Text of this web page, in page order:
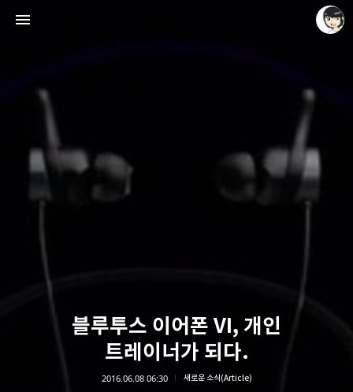
블루투스 이어폰 VI, 개인
트레이너가 되다.
2016.06.08 06:30 새로운 소식(Article)
레이니아